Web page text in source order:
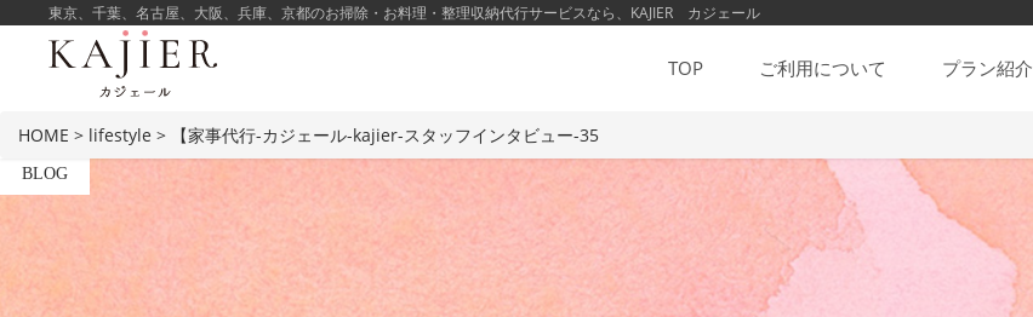
東京、千葉、名古屋、大阪、兵庫、京都のお掃除・お料理・整理収納代行サービスなら、KAJIER カジェール
TOP ご利用について プラン紹介
HOME > lifestyle > 【家事代行-カジェール-kajier-スタッフインタビュー-35
BLOG